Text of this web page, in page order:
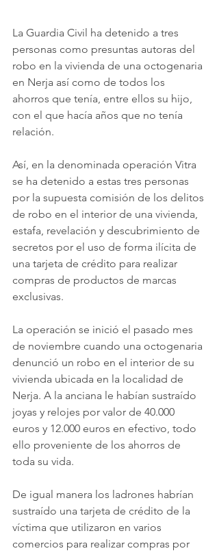
La Guardia Civil ha detenido a tres
personas como presuntas autoras del
robo en la vivienda de una octogenaria
en Nerja así como de todos los
ahorros que tenía, entre ellos su hijo,
con el que hacía años que no tenía
relación.
Así, en la denominada operación Vitra
se ha detenido a estas tres personas
por la supuesta comisión de los delitos
de robo en el interior de una vivienda,
estafa, revelación y descubrimiento de
secretos por el uso de forma ilícita de
una tarjeta de crédito para realizar
compras de productos de marcas
exclusivas.
La operación se inició el pasado mes
de noviembre cuando una octogenaria
denunció un robo en el interior de su
vivienda ubicada en la localidad de
Nerja. A la anciana le habían sustraído
joyas y relojes por valor de 40.000
euros y 12.000 euros en efectivo, todo
ello proveniente de los ahorros de
toda su vida.
De igual manera los ladrones habrían
sustraído una tarjeta de crédito de la
víctima que utilizaron en varios
comercios para realizar compras por